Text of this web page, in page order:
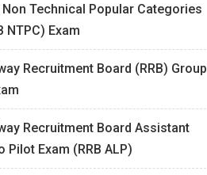
Non Technical Popular Categories
NTPC) Exam
Recruitment Board (RRB) Group
Recruitment Board Assistant
Pilot Exam (RRB ALP)